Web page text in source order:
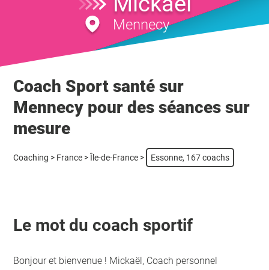
Mennecy
Coach Sport santé sur
Mennecy pour des séances sur
mesure
Coaching > France > Île-de-France > Essonne, 167 coachs
Le mot du coach sportif
Bonjour et bienvenue ! Mickaël, Coach personnel